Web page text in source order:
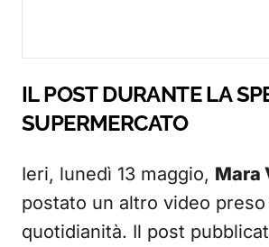
IL POST DURANTE LA
SUPERMERCATO
Ieri, lunedì 13 maggio, Mara
postato un altro video preso
quotidianità. Il post